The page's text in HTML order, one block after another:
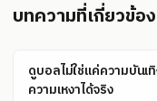
บทความที่เกี่ยวข้อง
ดูบอลไม่ใช่แค่ความบันเ
ความเหงาได้จริง